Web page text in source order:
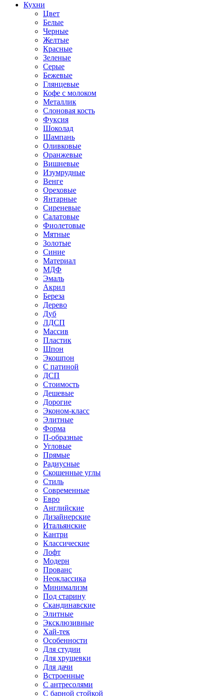
Кухни
Цвет
Белые
Черные
Желтые
Красные
Зеленые
Серые
Бежевые
Глянцевые
Кофе с молоком
Металлик
Слоновая кость
Фуксия
Шоколад
Шампань
Оливковые
Оранжевые
Вишневые
Изумрудные
Венге
Ореховые
Янтарные
Сиреневые
Салатовые
Фиолетовые
Мятные
Золотые
Синие
Материал
МДФ
Эмаль
Акрил
Береза
Дерево
Дуб
ЛДСП
Массив
Пластик
Шпон
Экошпон
С патиной
ДСП
Стоимость
Дешевые
Дорогие
Эконом-класс
Элитные
Форма
П-образные
Угловые
Прямые
Радиусные
Скошенные углы
Стиль
Современные
Евро
Английские
Дизайнерские
Итальянские
Кантри
Классические
Лофт
Модерн
Прованс
Неоклассика
Минимализм
Под старину
Скандинавские
Элитные
Эксклюзивные
Хай-тек
Особенности
Для студии
Для хрущевки
Для дачи
Встроенные
С антресолями
С барной стойкой